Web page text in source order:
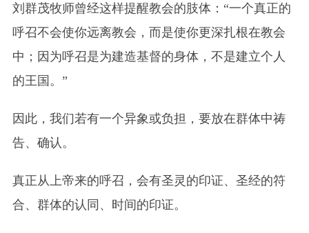
刘群茂牧师曾经这样提醒教会的肢体：“一个真正的
呼召不会使你远离教会，而是使你更深扎根在教会
中；因为呼召是为建造基督的身体，不是建立个人
的王国。”
因此，我们若有一个异象或负担，要放在群体中祷
告、确认。
真正从上帝来的呼召，会有圣灵的印证、圣经的符
合、群体的认同、时间的印证。